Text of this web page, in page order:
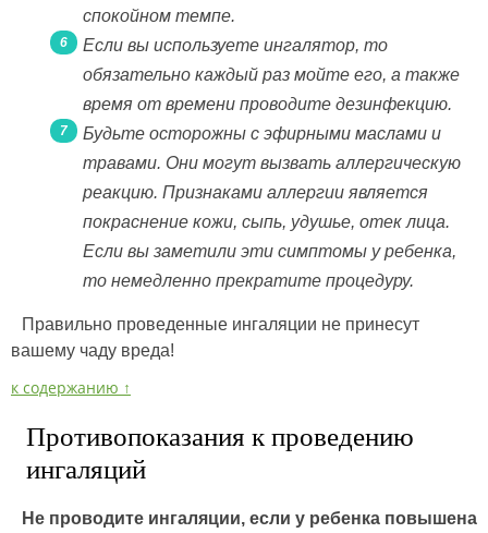
спокойном темпе.
Если вы используете ингалятор, то
обязательно каждый раз мойте его, а также
время от времени проводите дезинфекцию.
Будьте осторожны с эфирными маслами и
травами. Они могут вызвать аллергическую
реакцию. Признаками аллергии является
покраснение кожи, сыпь, удушье, отек лица.
Если вы заметили эти симптомы у ребенка,
то немедленно прекратите процедуру.
Правильно проведенные ингаляции не принесут
вашему чаду вреда!
к содержанию ↑
Противопоказания к проведению
ингаляций
Не проводите ингаляции, если у ребенка повышена